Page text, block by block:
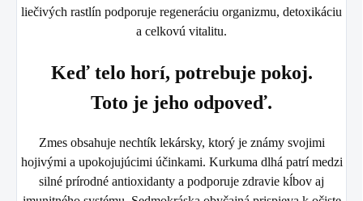
liečivých rastlín podporuje regeneráciu organizmu, detoxikáciu
a celkovú vitalitu.
Keď telo horí, potrebuje pokoj.
Toto je jeho odpoveď.
Zmes obsahuje nechtík lekársky, ktorý je známy svojimi
hojivými a upokojujúcimi účinkami. Kurkuma dlhá patrí medzi
silné prírodné antioxidanty a podporuje zdravie kĺbov aj